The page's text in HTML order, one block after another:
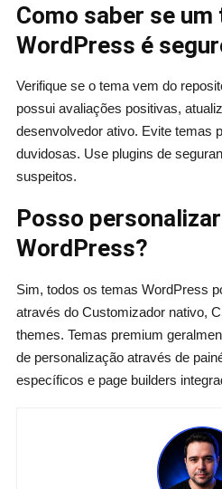
Como saber se um
WordPress é
Verifique se o tema vem do
possui avaliações positivas,
desenvolvedor ativo. Evite temas
duvidosas. Use plugins de
suspeitos.
Posso
WordPress?
Sim, todos os temas WordPress
através do Customizador nativo,
themes. Temas premium
de personalização através de
específicos e page builders